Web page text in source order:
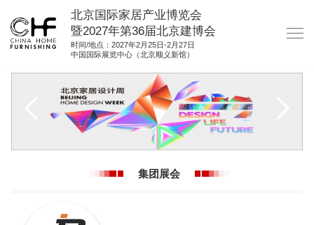
北京国际家居产业博览会
暨2027年第36届北京建博会
时间/地点：2027年2月25日-2月27日
中国国际展览中心（北京顺义新馆）
集团展会